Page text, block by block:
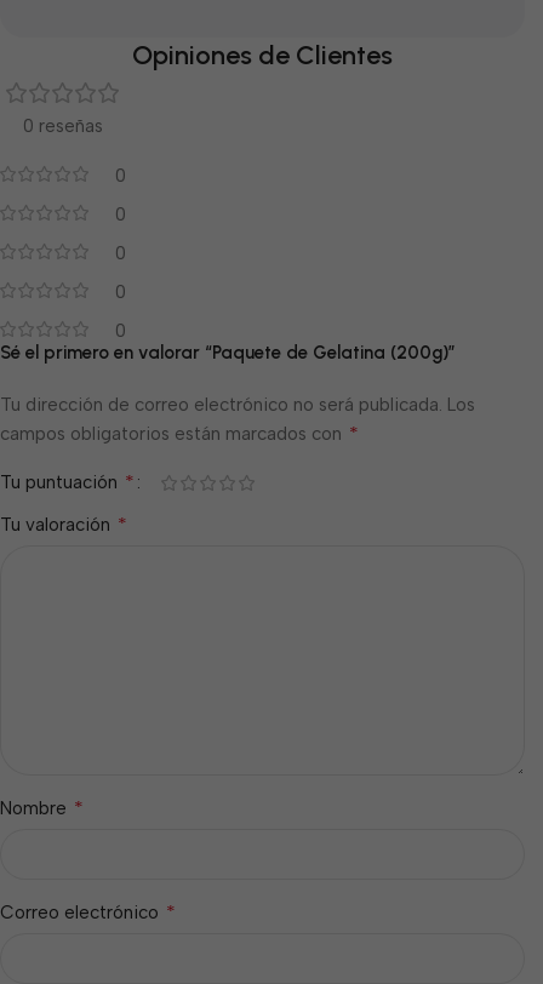
Opiniones de Clientes
0 reseñas
0
0
0
0
0
Sé el primero en valorar “Paquete de Gelatina (200g)”
Tu dirección de correo electrónico no será publicada. Los
campos obligatorios están marcados con *
Tu puntuación *
Tu valoración *
Nombre *
Correo electrónico *